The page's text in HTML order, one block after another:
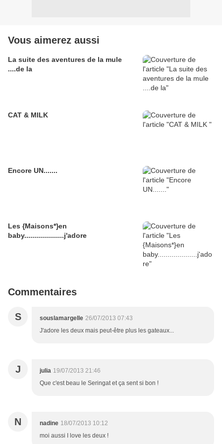
Vous aimerez aussi
La suite des aventures de la mule
....de la
CAT & MILK
Encore UN.......
Les {Maisons*}en
baby....................j'adore
Commentaires
S souslamargelle 26/07/2013 07:43
J'adore les deux mais peut-être plus les gateaux...
J julia 19/07/2013 21:46
Que c'est beau le Seringat et ça sent si bon !
N nadine 18/07/2013 10:12
moi aussi I love les deux !